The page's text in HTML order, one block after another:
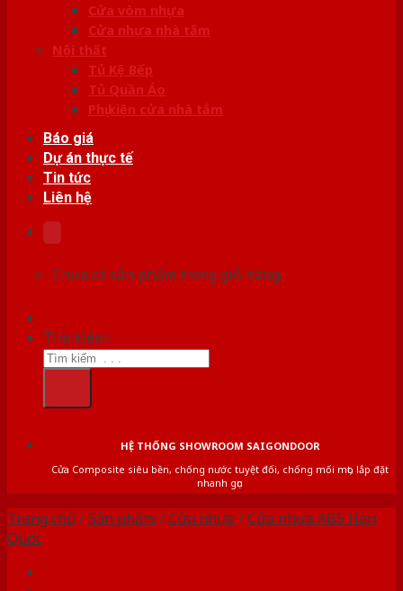
Cửa vòm nhựa
Cửa nhựa nhà tắm
Nội thất
Tủ Kệ Bếp
Tủ Quần Áo
Phụ kiện cửa nhà tắm
Báo giá
Dự án thực tế
Tin tức
Liên hệ
Chưa có sản phẩm trong giỏ hàng.
Tìm kiếm:
HỆ THỐNG SHOWROOM SAIGONDOOR
Cửa Composite siêu bền, chống nước tuyệt đối, chống mối mọt, lắp đặt
nhanh gọn
Trang chủ /Sản phẩm /Cửa nhựa /Cửa nhựa ABS Hàn
Quốc